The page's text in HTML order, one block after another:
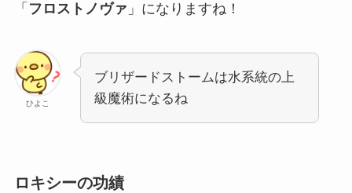
「 フロストノヴァ 」になりますね！
ひよこ
ブリザードストームは水系統の上
級魔術になるね
ロキシーの功績